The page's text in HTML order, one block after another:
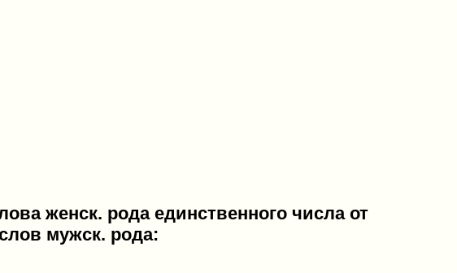
женск. рода единственного числа от
мужск. рода: